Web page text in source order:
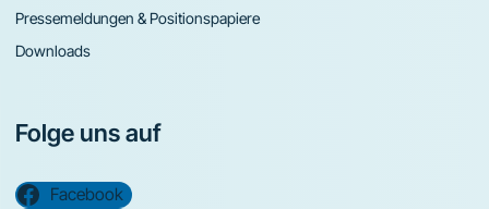
Pressemeldungen & Positionspapiere
Downloads
Folge uns auf
Facebook